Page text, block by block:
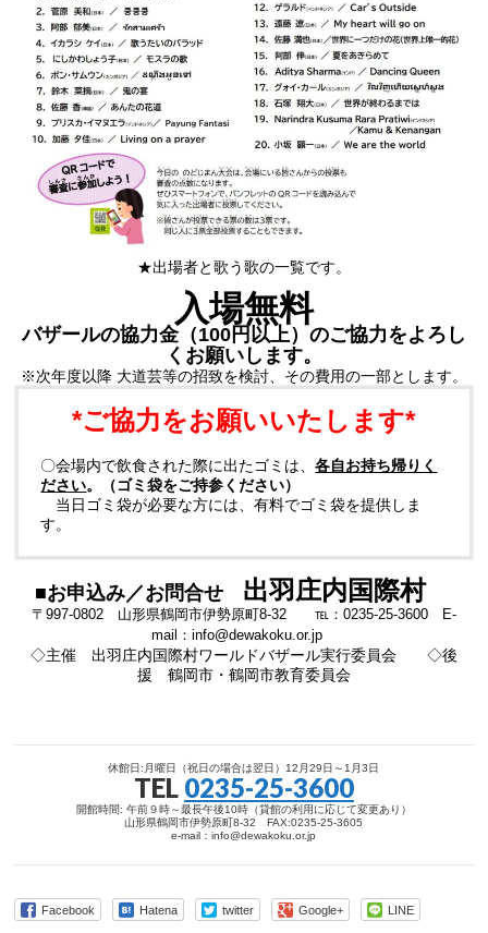
★出場者と歌う歌の一覧です。
入場無料
バザールの協力金（100円以上）のご協力をよろし
くお願いします。
※次年度以降 大道芸等の招致を検討、その費用の一部とします。
*ご協力をお願いいたします*
〇会場内で飲食された際に出たゴミは、各自お持ち帰りく
ださい。（ゴミ袋をご持参ください）
当日ゴミ袋が必要な方には、有料でゴミ袋を提供しま
す。
■お申込み／お問合せ 出羽庄内国際村
〒997-0802 山形県鶴岡市伊勢原町8-32 ℡：0235-25-3600 E-
mail：info@dewakoku.or.jp
◇主催 出羽庄内国際村ワールドバザール実行委員会 ◇後
援 鶴岡市・鶴岡市教育委員会
休館日:月曜日（祝日の場合は翌日）12月29日～1月3日
TEL 0235-25-3600
開館時間: 午前９時～最長午後10時（貸館の利用に応じて変更あり）
山形県鶴岡市伊勢原町8-32 FAX:0235-25-3605
e-mail：info@dewakoku.or.jp
Facebook Hatena twitter Google+ LINE